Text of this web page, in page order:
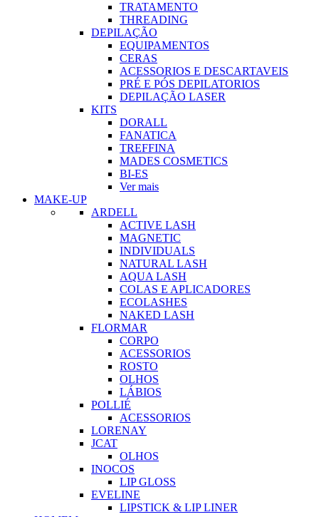
TRATAMENTO
THREADING
DEPILAÇÃO
EQUIPAMENTOS
CERAS
ACESSORIOS E DESCARTAVEIS
PRÉ E PÓS DEPILATORIOS
DEPILAÇÃO LASER
KITS
DORALL
FANATICA
TREFFINA
MADES COSMETICS
BI-ES
Ver mais
MAKE-UP
ARDELL
ACTIVE LASH
MAGNETIC
INDIVIDUALS
NATURAL LASH
AQUA LASH
COLAS E APLICADORES
ECOLASHES
NAKED LASH
FLORMAR
CORPO
ACESSORIOS
ROSTO
OLHOS
LÁBIOS
POLLIÉ
ACESSORIOS
LORENAY
JCAT
OLHOS
INOCOS
LIP GLOSS
EVELINE
LIPSTICK & LIP LINER